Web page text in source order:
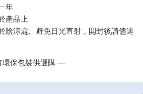
年
產品上
陰涼處、避免日光直射，開封後請儘速
保包裝供選購 —